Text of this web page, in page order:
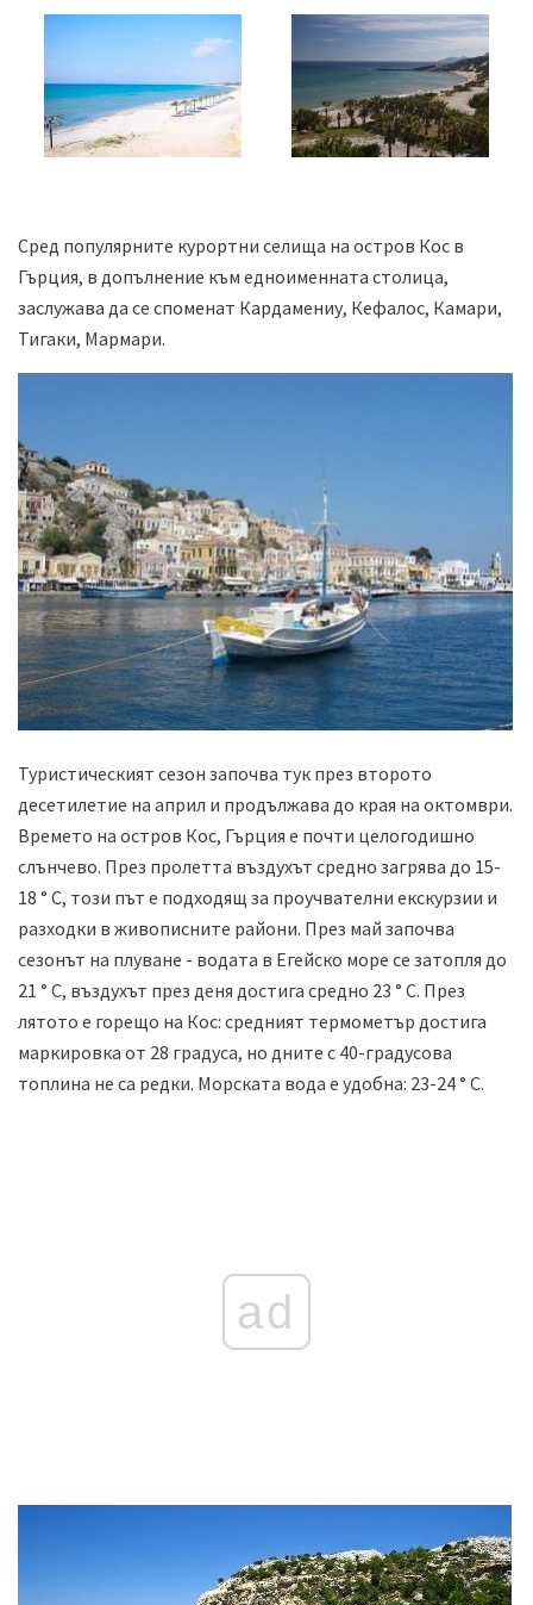
Сред популярните курортни селища на остров Кос в
Гърция, в допълнение към едноименната столица,
заслужава да се споменат Кардамениу, Кефалос, Камари,
Тигаки, Мармари.
Туристическият сезон започва тук през второто
десетилетие на април и продължава до края на октомври.
Времето на остров Кос, Гърция е почти целогодишно
слънчево. През пролетта въздухът средно загрява до 15-
18 ° C, този път е подходящ за проучвателни екскурзии и
разходки в живописните райони. През май започва
сезонът на плуване - водата в Егейско море се затопля до
21 ° C, въздухът през деня достига средно 23 ° С. През
лятото е горещо на Кос: средният термометър достига
маркировка от 28 градуса, но дните с 40-градусова
топлина не са редки. Морската вода е удобна: 23-24 ° С.
ad